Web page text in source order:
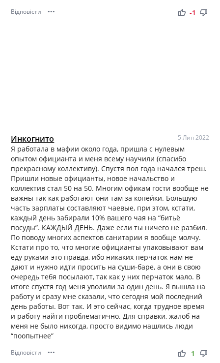
Відповісти ••• thumb_up thumb_down
-1
Инкогнито 5 Лип 2022
Я работала в мафии около года, пришла с нулевым
опытом официанта и меня всему научили (спасибо
прекрасному коллективу). Спустя пол года начался треш.
Пришли новые официанты, новое начальство и
коллектив стал 50 на 50. Многим офикам гости вообще не
важны так как работают они там за копейки. Большую
часть зарплаты составляют чаевые, при этом, кстати,
каждый день забирали 10% вашего чая на “битьё
посуды”. КАЖДЫЙ ДЕНЬ. Даже если ты ничего не разбил.
По поводу многих аспектов санитарии я вообще молчу.
Кстати про то, что многие официанты упаковывают вам
еду руками-это правда, ибо никаких перчаток нам не
дают и нужно идти просить на суши-баре, а они в свою
очередь тебя посылают, так как у них перчаток мало. В
итоге спустя год меня уволили за один день. Я вышла на
работу и сразу мне сказали, что сегодня мой последний
день работы. Вот так. И это сейчас, когда трудное время
и работу найти проблематично. Для справки, жалоб на
меня не было никогда, просто видимо нашлись люди
“поопытнее”
Відповісти ••• thumb_up thumb_down
1